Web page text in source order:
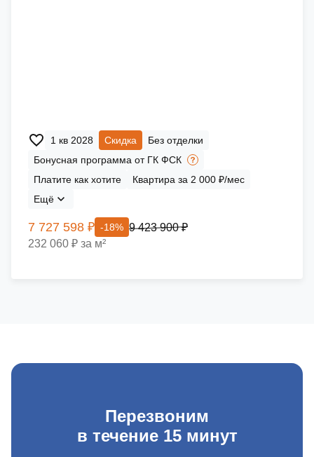
1 кв 2028 Скидка
Без отделки
Бонусная программа от ГК ФСК
Платите как хотите
Квартира за 2 000 ₽/мес
Ещё
7 727 598 ₽ -18% 9 423 900 ₽
232 060 ₽ за м²
Перезвоним
в течение 15 минут